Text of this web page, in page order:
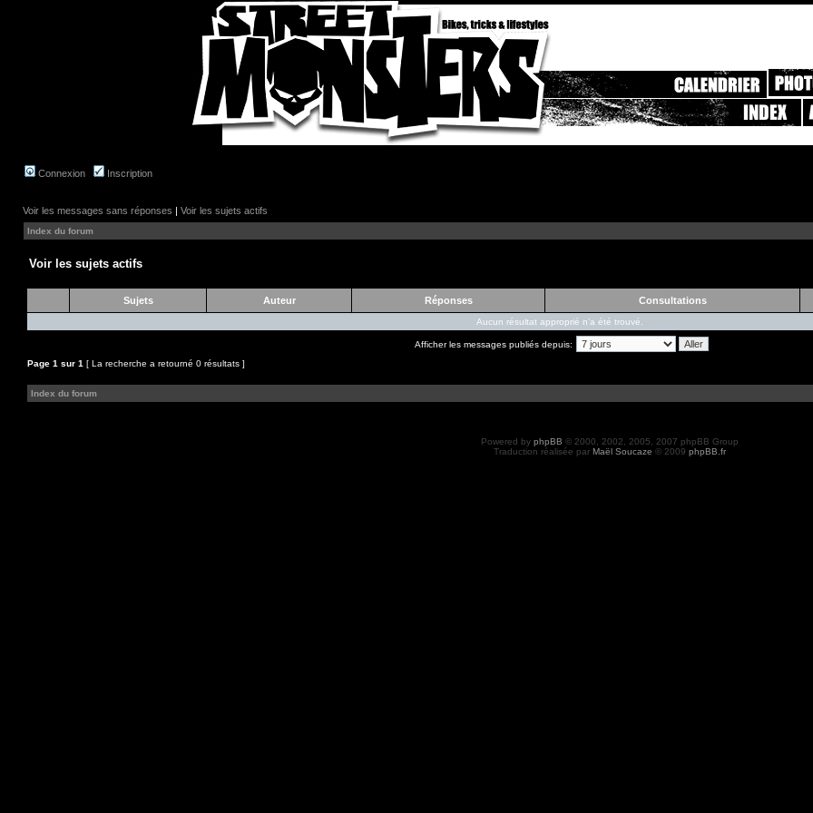
Connexion Inscription
Voir les messages sans réponses | Voir les sujets actifs
Index du forum
Voir les sujets actifs
Sujets Auteur Réponses Consultations
Aucun résultat approprié n’a été trouvé.
Afficher les messages publiés depuis:
Page 1 sur 1 [ La recherche a retourné 0 résultats ]
Index du forum
Powered by phpBB © 2000, 2002, 2005, 2007 phpBB Group
Traduction réalisée par Maël Soucaze © 2009 phpBB.fr